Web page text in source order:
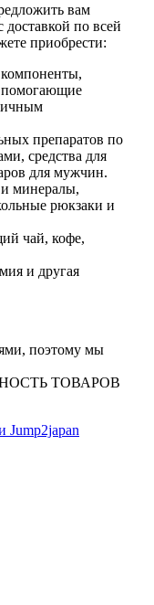
вам
по всей
приобрести:
препаратов по
средства для
для мужчин.
минералы,
рюкзаки и
чай, кофе,
и другая
поэтому мы
ТОВАРОВ